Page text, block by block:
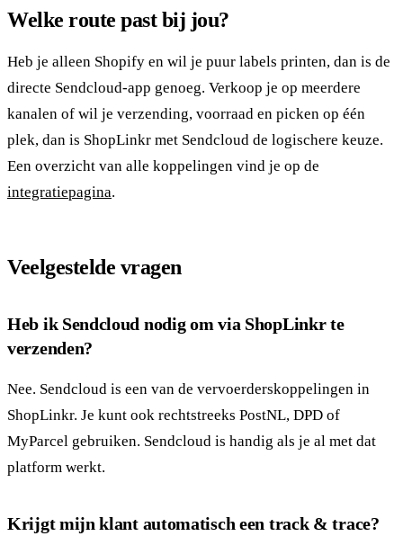
Welke route past bij jou?
Heb je alleen Shopify en wil je puur labels printen, dan is de
directe Sendcloud-app genoeg. Verkoop je op meerdere
kanalen of wil je verzending, voorraad en picken op één
plek, dan is ShopLinkr met Sendcloud de logischere keuze.
Een overzicht van alle koppelingen vind je op de
integratiepagina.
Veelgestelde vragen
Heb ik Sendcloud nodig om via ShopLinkr te
verzenden?
Nee. Sendcloud is een van de vervoerderskoppelingen in
ShopLinkr. Je kunt ook rechtstreeks PostNL, DPD of
MyParcel gebruiken. Sendcloud is handig als je al met dat
platform werkt.
Krijgt mijn klant automatisch een track & trace?